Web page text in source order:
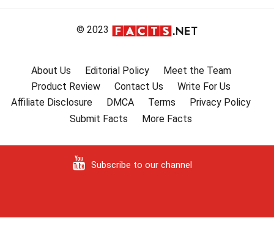
© 2023
About Us Editorial Policy
Meet the Team
Product Review
Contact Us
Write For Us
Affiliate Disclosure
DMCA Terms
Privacy Policy
Submit Facts
More Facts
Subscribe to our channel